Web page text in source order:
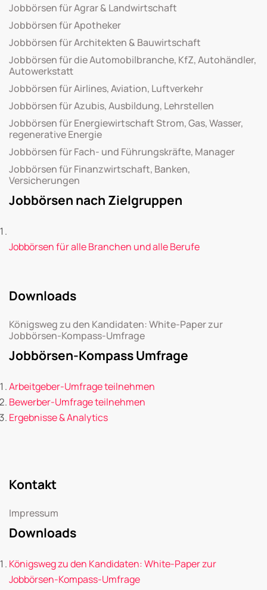
Jobbörsen für Agrar & Landwirtschaft
Jobbörsen für Apotheker
Jobbörsen für Architekten & Bauwirtschaft
Jobbörsen für die Automobilbranche, KfZ, Autohändler,
Autowerkstatt
Jobbörsen für Airlines, Aviation, Luftverkehr
Jobbörsen für Azubis, Ausbildung, Lehrstellen
Jobbörsen für Energiewirtschaft Strom, Gas, Wasser,
regenerative Energie
Jobbörsen für Fach- und Führungskräfte, Manager
Jobbörsen für Finanzwirtschaft, Banken,
Versicherungen
Jobbörsen nach Zielgruppen
Jobbörsen für alle Branchen und alle Berufe
Downloads
Königsweg zu den Kandidaten: White-Paper zur
Jobbörsen-Kompass-Umfrage
Jobbörsen-Kompass Umfrage
Arbeitgeber-Umfrage teilnehmen
Bewerber-Umfrage teilnehmen
Ergebnisse & Analytics
Kontakt
Impressum
Downloads
Königsweg zu den Kandidaten: White-Paper zur
Jobbörsen-Kompass-Umfrage